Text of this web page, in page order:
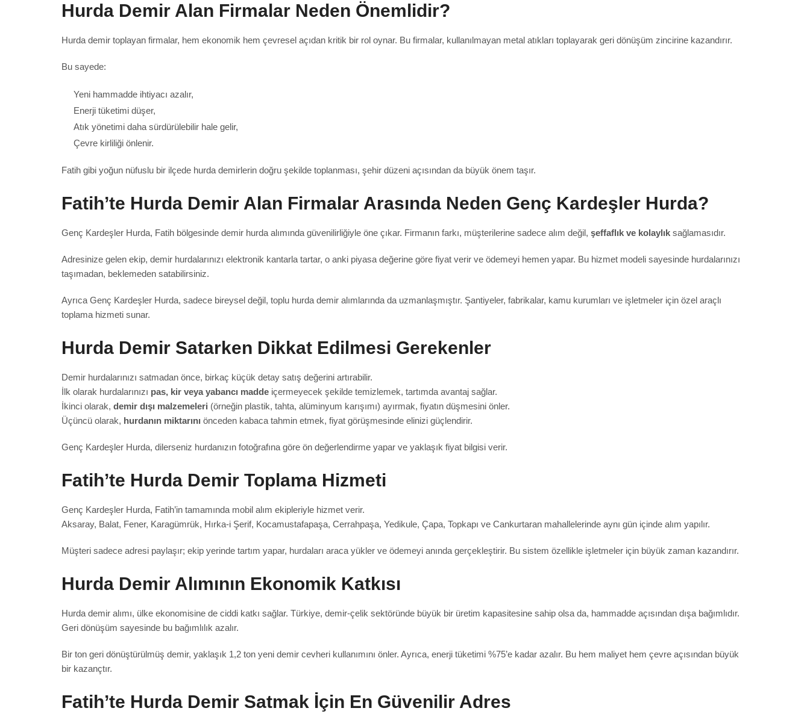
Hurda Demir Alan Firmalar Neden Önemlidir?
Hurda demir toplayan firmalar, hem ekonomik hem çevresel açıdan kritik bir rol oynar. Bu firmalar, kullanılmayan metal atıkları toplayarak geri dönüşüm zincirine kazandırır.
Bu sayede:
Yeni hammadde ihtiyacı azalır,
Enerji tüketimi düşer,
Atık yönetimi daha sürdürülebilir hale gelir,
Çevre kirliliği önlenir.
Fatih gibi yoğun nüfuslu bir ilçede hurda demirlerin doğru şekilde toplanması, şehir düzeni açısından da büyük önem taşır.
Fatih’te Hurda Demir Alan Firmalar Arasında Neden Genç Kardeşler Hurda?
Genç Kardeşler Hurda, Fatih bölgesinde demir hurda alımında güvenilirliğiyle öne çıkar. Firmanın farkı, müşterilerine sadece alım değil, şeffaflık ve kolaylık sağlamasıdır.
Adresinize gelen ekip, demir hurdalarınızı elektronik kantarla tartar, o anki piyasa değerine göre fiyat verir ve ödemeyi hemen yapar. Bu hizmet modeli sayesinde hurdalarınızı
taşımadan, beklemeden satabilirsiniz.
Ayrıca Genç Kardeşler Hurda, sadece bireysel değil, toplu hurda demir alımlarında da uzmanlaşmıştır. Şantiyeler, fabrikalar, kamu kurumları ve işletmeler için özel araçlı
toplama hizmeti sunar.
Hurda Demir Satarken Dikkat Edilmesi Gerekenler
Demir hurdalarınızı satmadan önce, birkaç küçük detay satış değerini artırabilir.
İlk olarak hurdalarınızı pas, kir veya yabancı madde içermeyecek şekilde temizlemek, tartımda avantaj sağlar.
İkinci olarak, demir dışı malzemeleri (örneğin plastik, tahta, alüminyum karışımı) ayırmak, fiyatın düşmesini önler.
Üçüncü olarak, hurdanın miktarını önceden kabaca tahmin etmek, fiyat görüşmesinde elinizi güçlendirir.
Genç Kardeşler Hurda, dilerseniz hurdanızın fotoğrafına göre ön değerlendirme yapar ve yaklaşık fiyat bilgisi verir.
Fatih’te Hurda Demir Toplama Hizmeti
Genç Kardeşler Hurda, Fatih’in tamamında mobil alım ekipleriyle hizmet verir.
Aksaray, Balat, Fener, Karagümrük, Hırka-i Şerif, Kocamustafapaşa, Cerrahpaşa, Yedikule, Çapa, Topkapı ve Cankurtaran mahallelerinde aynı gün içinde alım yapılır.
Müşteri sadece adresi paylaşır; ekip yerinde tartım yapar, hurdaları araca yükler ve ödemeyi anında gerçekleştirir. Bu sistem özellikle işletmeler için büyük zaman kazandırır.
Hurda Demir Alımının Ekonomik Katkısı
Hurda demir alımı, ülke ekonomisine de ciddi katkı sağlar. Türkiye, demir-çelik sektöründe büyük bir üretim kapasitesine sahip olsa da, hammadde açısından dışa bağımlıdır.
Geri dönüşüm sayesinde bu bağımlılık azalır.
Bir ton geri dönüştürülmüş demir, yaklaşık 1,2 ton yeni demir cevheri kullanımını önler. Ayrıca, enerji tüketimi %75’e kadar azalır. Bu hem maliyet hem çevre açısından büyük
bir kazançtır.
Fatih’te Hurda Demir Satmak İçin En Güvenilir Adres